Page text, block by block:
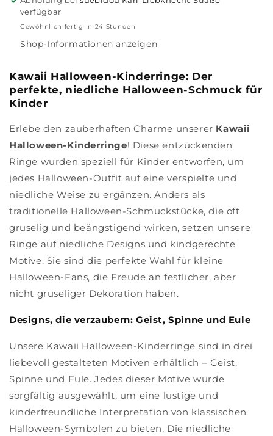
verfügbar
Gewöhnlich fertig in 24 Stunden
Shop-Informationen anzeigen
Kawaii Halloween-Kinderringe: Der
perfekte, niedliche Halloween-Schmuck für
Kinder
Erlebe den zauberhaften Charme unserer Kawaii
Halloween-Kinderringe! Diese entzückenden
Ringe wurden speziell für Kinder entworfen, um
jedes Halloween-Outfit auf eine verspielte und
niedliche Weise zu ergänzen. Anders als
traditionelle Halloween-Schmuckstücke, die oft
gruselig und beängstigend wirken, setzen unsere
Ringe auf niedliche Designs und kindgerechte
Motive. Sie sind die perfekte Wahl für kleine
Halloween-Fans, die Freude an festlicher, aber
nicht gruseliger Dekoration haben.
Designs, die verzaubern: Geist, Spinne und Eule
Unsere Kawaii Halloween-Kinderringe sind in drei
liebevoll gestalteten Motiven erhältlich – Geist,
Spinne und Eule. Jedes dieser Motive wurde
sorgfältig ausgewählt, um eine lustige und
kinderfreundliche Interpretation von klassischen
Halloween-Symbolen zu bieten. Die niedliche